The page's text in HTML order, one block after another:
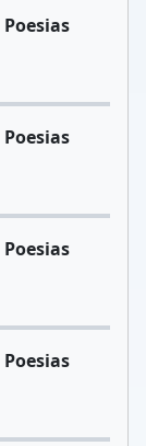
Poesias
Poesias
Poesias
Poesias